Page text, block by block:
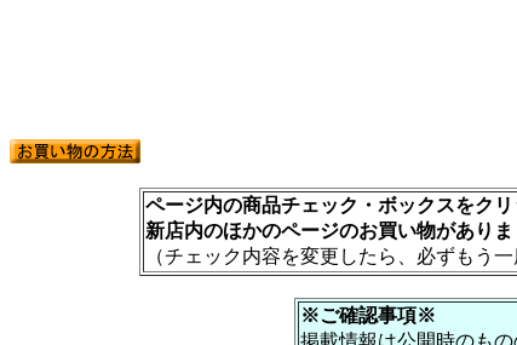
ページ内の商品チェック・ボックスをク
新店内のほかのページのお買い物があり
（チェック内容を変更したら、必ずもう
※ご確認事項※
掲載情報は公開時のも